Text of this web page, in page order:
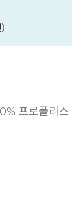
프로폴리스